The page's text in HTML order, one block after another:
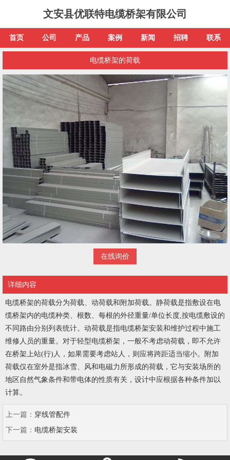
文安县优联特电缆桥架有限公司
首页 公司 产品 案例 新闻 招聘 联系
电缆桥架的荷载
在线询价
详细内容
电缆桥架的荷载分为荷载、动荷载和附加荷载。静荷载是指敷设在电
缆桥架内的电缆种类、根数、每根的外径重量/单位长度,按电缆敷设的
不同路由分别列表统计。动荷载是指电缆桥架安装和维护过程中施工
维修人员的重量。对于轻型电缆桥架，一般不考虑动荷载，即不允许
在桥架上站(行)人，如果需要考虑站人，则应将跨距适当缩小。附加
荷载仅在室外是指冰雪、风和电磁力所形成的荷载，它与安装场所的
地区自然气象条件和带电体的性质有关，设计中应根据各种条件加以
计算。
上一篇： 穿线管配件
下一篇： 电缆桥架安装